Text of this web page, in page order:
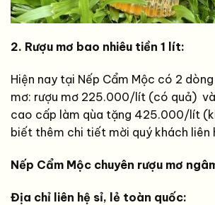
2. Rượu mơ bao nhiêu tiền 1 lít:
Hiện nay tại Nếp Cẩm Mộc có 2
mơ: rượu mơ 225.000/lít (có quả)
cao cấp làm qùa tặng 425.000/lít
biết thêm chi tiết mời quý khách
Nếp Cẩm Mộc chuyên rượu mơ
Địa chỉ liên hệ sỉ, lẻ toàn quốc: